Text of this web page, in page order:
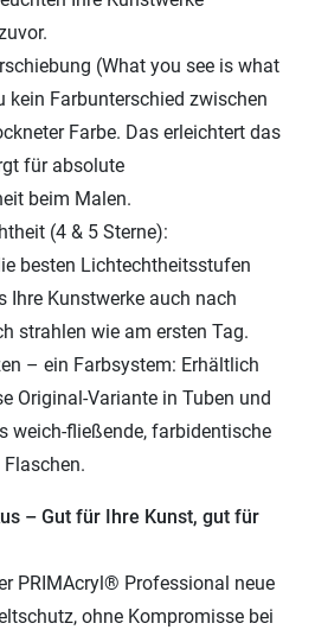
(What you see is what
kein Farbunterschied zwischen
Farbe. Das erleichtert das
für absolute
beim Malen.
(4 & 5 Sterne):
besten Lichtechtheitsstufen
Ihre Kunstwerke auch nach
strahlen wie am ersten Tag.
– ein Farbsystem: Erhältlich
Original-Variante in Tuben und
weich-fließende, farbidentische
– Gut für Ihre Kunst, gut für
PRIMAcryl® Professional neue
ohne Kompromisse bei